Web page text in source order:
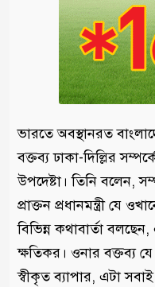
ভারতে অবস্থানরত
বক্তব্য ঢাকা-দিল্লির
উপদেষ্টা। তিনি বলেন,
প্রাক্তন প্রধানমন্ত্রী যে
বিভিন্ন কথাবার্তা
ক্ষতিকর। ওনার বক্তব্য
স্বীকৃত ব্যাপার, এটা